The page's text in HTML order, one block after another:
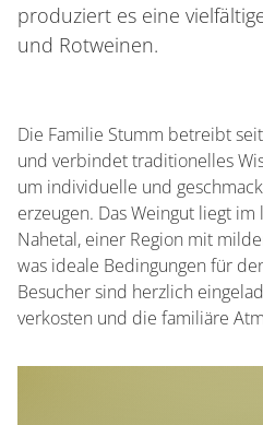
produziert es eine
und Rotweinen.
Die Familie Stumm betreibt
und verbindet traditionelles
um individuelle und
erzeugen. Das Weingut liegt
Nahetal, einer Region mit
was ideale Bedingungen für
Besucher sind herzlich
verkosten und die familiäre